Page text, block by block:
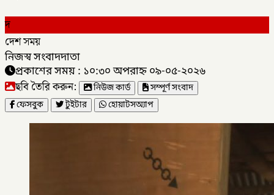
দ
দেশ সময়
নিজস্ব সংবাদদাতা
প্রকাশের সময় : ১০:৩০ অপরাহ্ন ০৯-০৫-২০২৬
ছবি তৈরি করুন: নিউজ কার্ড
সম্পূর্ণ সংবাদ
ফেসবুক
টুইটার হোয়াটসঅ্যাপ